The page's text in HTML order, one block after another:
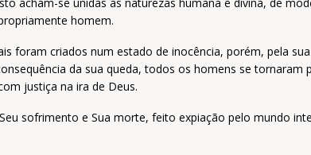
homem.
foram criados num estado de inocência, porém, pela
da sua queda, todos os homens se tornaram
justiça na ira de Deus.
sofrimento e Sua morte, feito expiação pelo mundo